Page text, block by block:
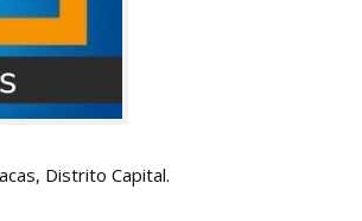
Distrito Capital.